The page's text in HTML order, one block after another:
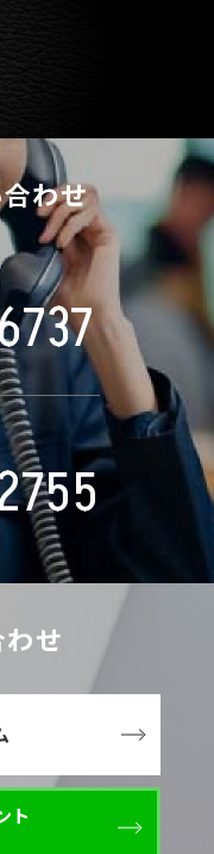
わせ
せ
ト